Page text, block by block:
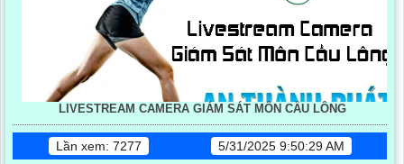
LIVESTREAM CAMERA GIÁM SÁT MÔN CẦU LÔNG
Lần xem: 7277
5/31/2025 9:50:29 AM